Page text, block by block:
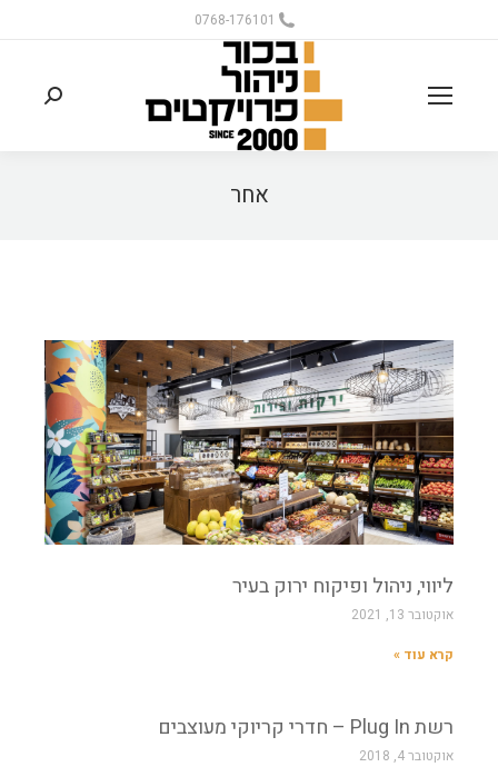
0768-176101
אחר
ליווי, ניהול ופיקוח ירוק בעיר
אוקטובר 13, 2021
קרא עוד »
רשת Plug In – חדרי קריוקי מעוצבים
אוקטובר 4, 2018